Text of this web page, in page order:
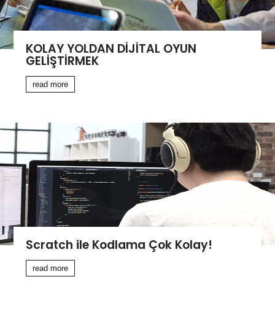
KOLAY YOLDAN DİJİTAL OYUN
GELİŞTİRMEK
read more
Scratch ile Kodlama Çok Kolay!
read more